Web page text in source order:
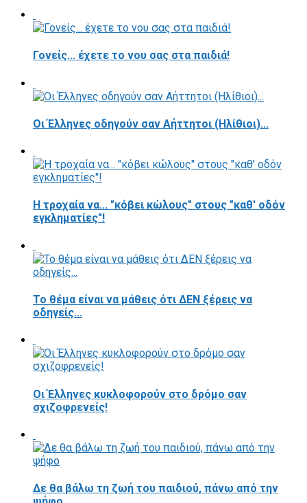
Γονείς... έχετε το νου σας στα παιδιά!
Οι Έλληνες οδηγούν σαν Αήττητοι (Ηλίθιοι)...
Η τροχαία να... "κόβει κώλους" στους "καθ' οδόν
εγκληματίες"!
Το θέμα είναι να μάθεις ότι ΔΕΝ ξέρεις να
οδηγείς...
Οι Έλληνες κυκλοφορούν στο δρόμο σαν
σχιζοφρενείς!
Δε θα βάλω τη ζωή του παιδιού, πάνω από την